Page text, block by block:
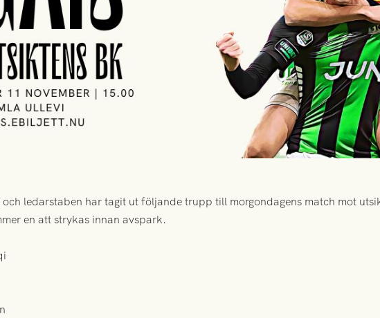
ledarstaben har tagit ut följande trupp till morgondagens match mot
en att strykas innan avspark.